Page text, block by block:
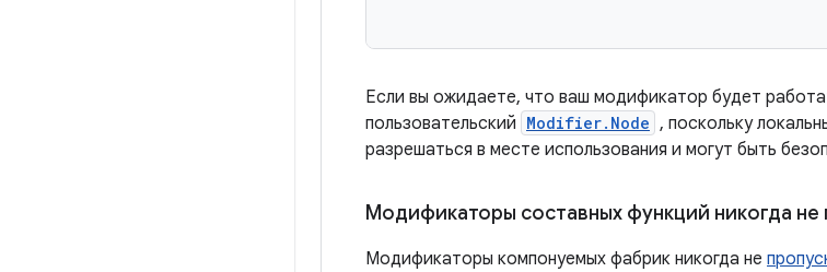
Если вы ожидаете, что ваш модификатор будет
пользовательский Modifier.Node , поскольку
разрешаться в месте использования и могут быть
Модификаторы составных функций никогда не
Модификаторы компонуемых фабрик никогда не